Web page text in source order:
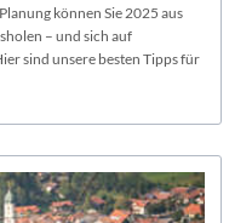
können Sie 2025 aus
– und sich auf
sind unsere besten Tipps für